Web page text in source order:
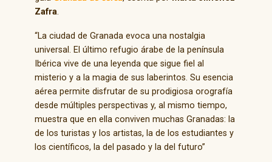
Zafra
“La ciudad de Granada evoca una nostalgia
universal. El último refugio árabe de la península
Ibérica vive de una leyenda que sigue fiel al
misterio y a la magia de sus laberintos. Su esencia
aérea permite disfrutar de su prodigiosa orografía
desde múltiples perspectivas y, al mismo tiempo,
muestra que en ella conviven muchas Granadas: la
de los turistas y los artistas, la de los estudiantes y
los científicos, la del pasado y la del futuro”